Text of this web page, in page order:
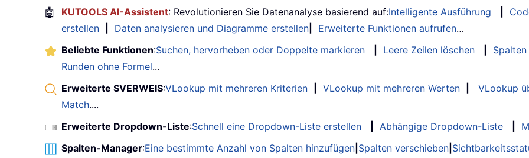
🤖 KUTOOLS AI-Assistent: Revolutionieren Sie Datenanalyse basierend auf:Intelligente Ausführung
erstellen
Daten analysieren und Diagramme erstellen Erweiterte Funktionen aufrufen…
Beliebte Funktionen:Suchen, hervorheben oder Doppelte markieren Leere Zeilen löschen
Runden ohne Formel...
Erweiterte SVERWEIS:VLookup mit mehreren Kriterien VLookup mit mehreren Werten
VLookup
Match....
Erweiterte Dropdown-Liste:Schnell eine Dropdown-Liste erstellen Abhängige Dropdown-Liste
Spalten-Manager:Eine bestimmte Anzahl von Spalten hinzufügen Spalten verschieben